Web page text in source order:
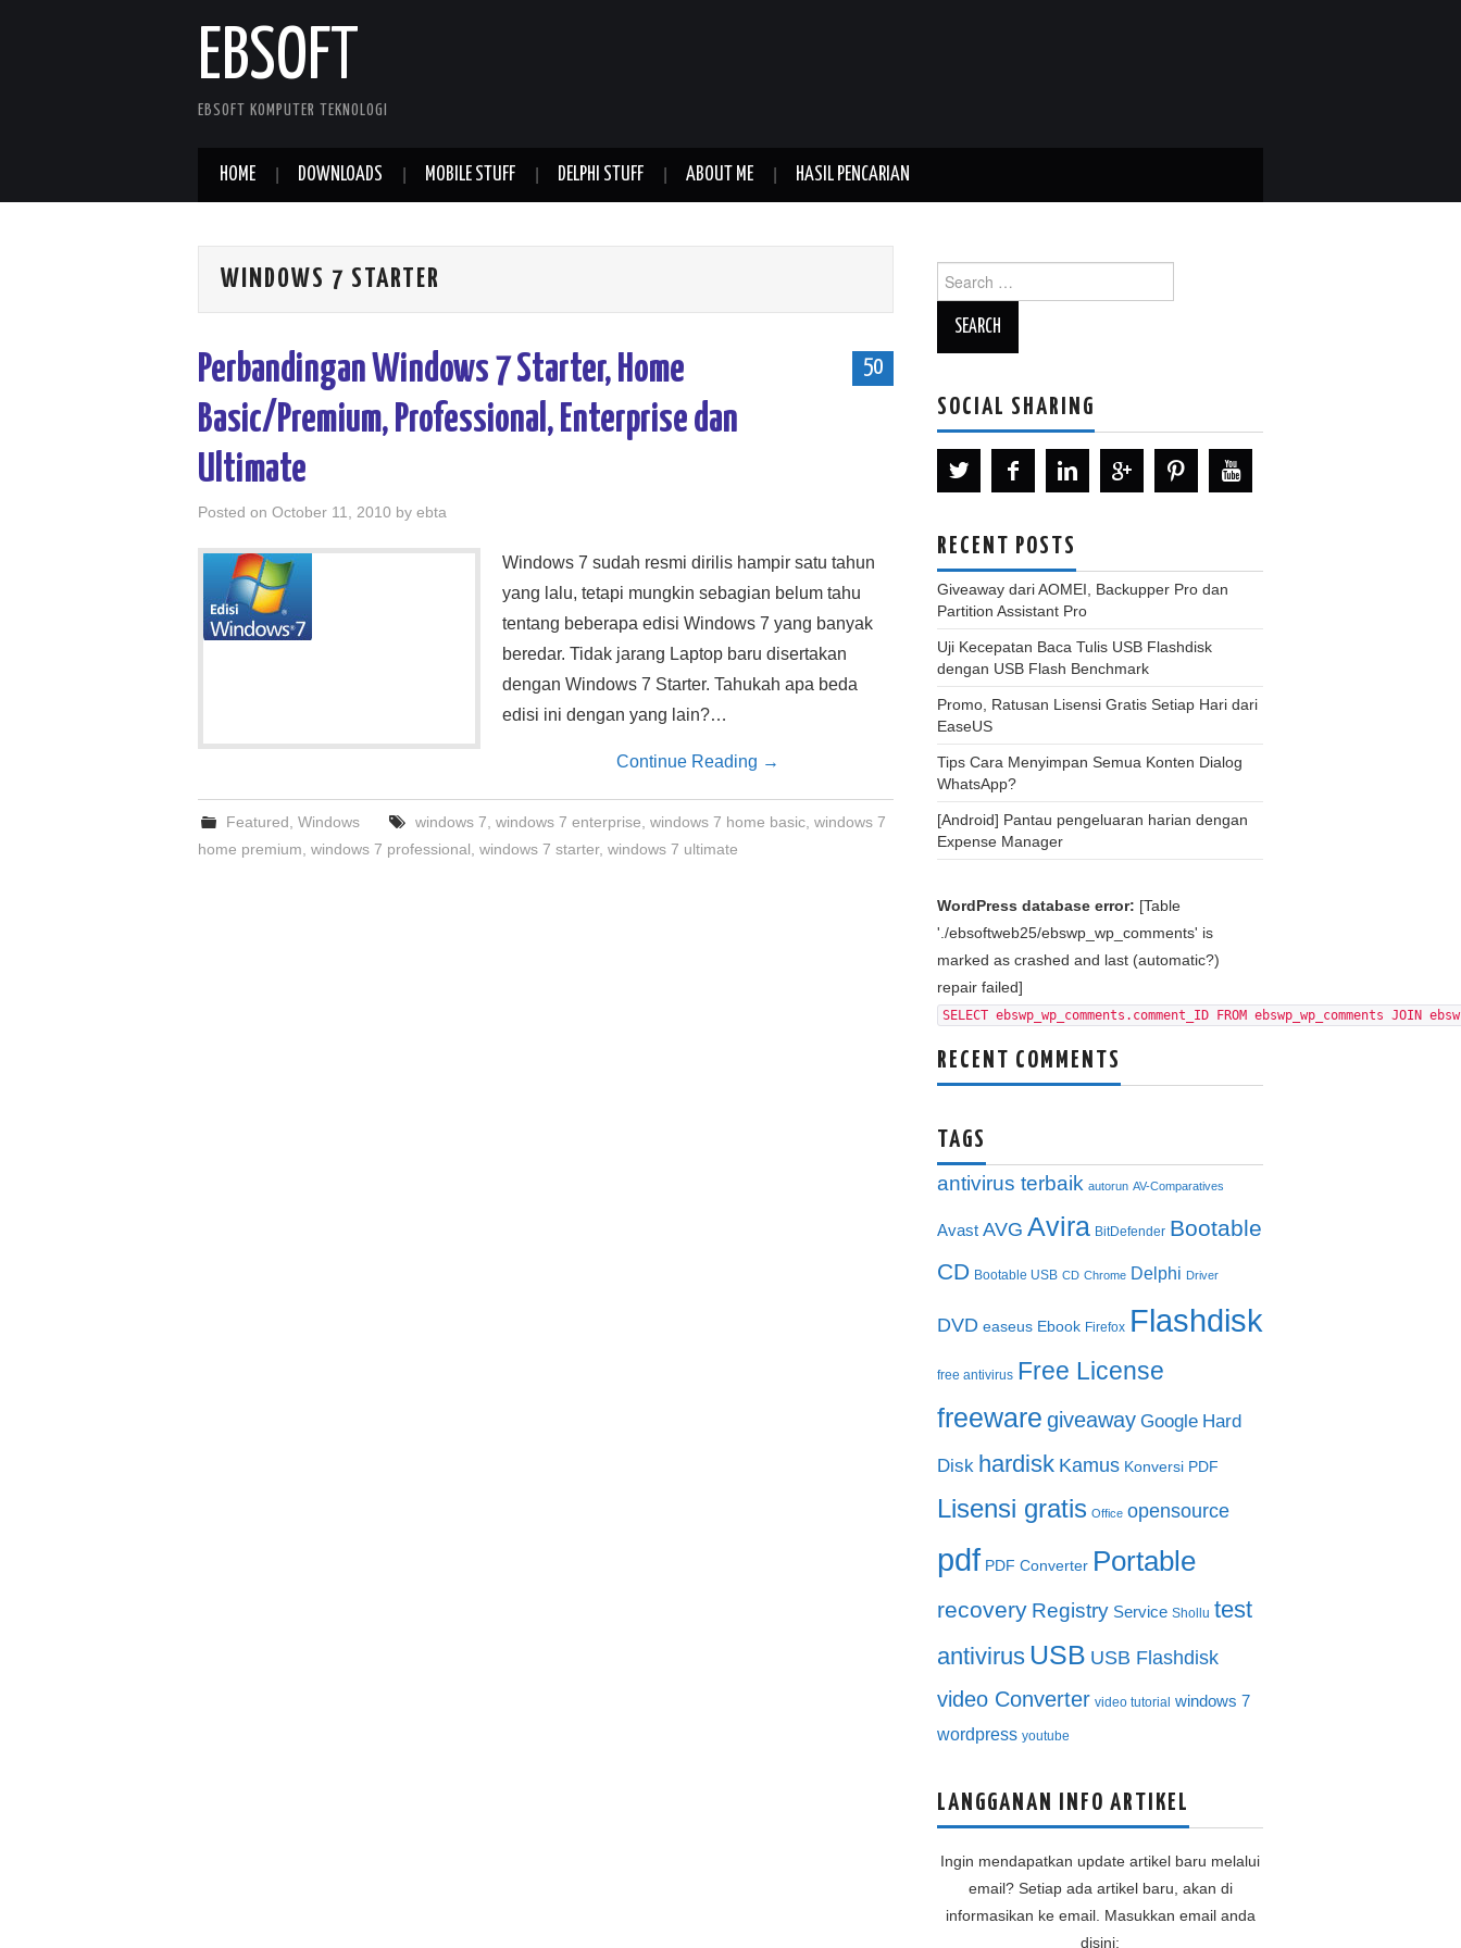
EBSOFT
EBSOFT KOMPUTER TEKNOLOGI
HOME DOWNLOADS MOBILE STUFF DELPHI STUFF ABOUT ME HASIL PENCARIAN
WINDOWS 7 STARTER
50
Perbandingan Windows 7 Starter, Home
Basic/Premium, Professional, Enterprise dan
Ultimate
Posted on October 11, 2010 by ebta
Windows 7 sudah resmi dirilis hampir satu tahun
yang lalu, tetapi mungkin sebagian belum tahu
tentang beberapa edisi Windows 7 yang banyak
beredar. Tidak jarang Laptop baru disertakan
dengan Windows 7 Starter. Tahukah apa beda
edisi ini dengan yang lain?…
Continue Reading →
Featured ,Windows windows 7 windows 7 enterprise windows 7 home basic, windows 7
home premium windows 7 professional windows 7 starter, windows 7 ultimate
for:
SOCIAL SHARING
RECENT POSTS
Giveaway dari AOMEI, Backupper Pro dan
Partition Assistant Pro
Uji Kecepatan Baca Tulis USB Flashdisk
dengan USB Flash Benchmark
Promo, Ratusan Lisensi Gratis Setiap Hari dari
EaseUS
Tips Cara Menyimpan Semua Konten Dialog
WhatsApp?
[Android] Pantau pengeluaran harian dengan
Expense Manager
WordPress database error: [Table
'./ebsoftweb25/ebswp_wp_comments' is
marked as crashed and last (automatic?)
repair failed]
SELECT ebswp_wp_comments.comment_ID FROM ebswp_wp_comments
RECENT COMMENTS
TAGS
antivirus terbaik autorun AV-Comparatives
Avast AVG Avira BitDefender Bootable
CD Bootable USB CD Chrome Delphi Driver
DVD easeus Ebook Firefox Flashdisk
free antivirus Free License
freeware giveaway Google Hard
Disk hardisk Kamus Konversi PDF
Lisensi gratis Office opensource
pdf PDF Converter Portable
recovery Registry Service Shollu test
antivirus USB USB Flashdisk
video Converter video tutorial windows 7
wordpress youtube
LANGGANAN INFO ARTIKEL
Ingin mendapatkan update artikel baru melalui
email? Setiap ada artikel baru, akan di
informasikan ke email. Masukkan email anda
disini: